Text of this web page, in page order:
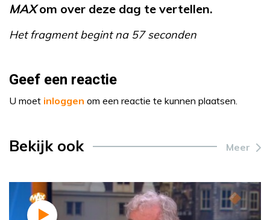
MAXom over deze dag te vertellen.
Het fragment begint na 57 seconden
Geef een reactie
U moet inloggen om een reactie te kunnen plaatsen.
Bekijk ook Meer